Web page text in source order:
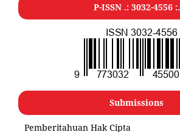
P-ISSN .: 3032-4556:.
Submissions
Pemberitahuan Hak Cipta